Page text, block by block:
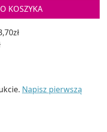
KOSZYKA
Napisz pierwszą